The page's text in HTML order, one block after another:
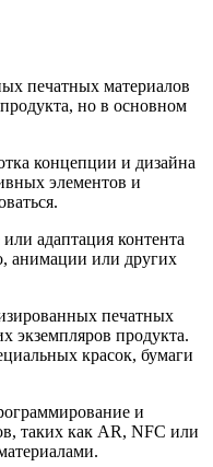
печатных материалов
но в основном
концепции и дизайна
элементов и
адаптация контента
анимации или других
печатных
экземпляров продукта.
красок, бумаги
и
таких как AR, NFC или